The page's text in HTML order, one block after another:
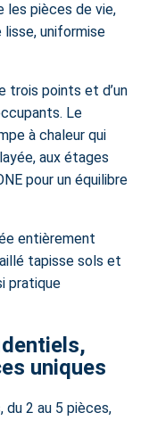
les pièces de vie,
lisse, uniformise
trois points et d’un
Le
à chaleur qui
aux étages
pour un équilibre
entièrement
tapisse sols et
pratique
uniques
2 au 5 pièces,